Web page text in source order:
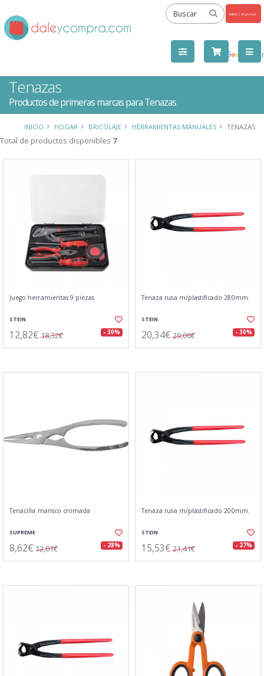
by
Tenazas
Productos de primeras marcas para Tenazas
INICIO HOGAR BRICOLAJE HERRAMIENTAS MANUALES TENAZAS
Total de productos disponibles 7
Juego herramientas 9 piezas
STEIN
12,82€ 18,32€ - 30%
Tenaza rusa m/plastificado 280mm.
STEIN
20,34€ 29,06€ - 30%
Tenacilla marisco cromada
SUPREME
8,62€ 12,01€ - 28%
Tenaza rusa m/plastificado 200mm.
STEIN
15,53€ 21,41€ - 27%